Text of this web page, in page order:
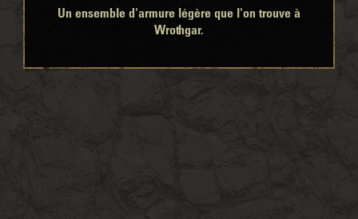
Un ensemble d'armure légère que l'on trouve à
Wrothgar.